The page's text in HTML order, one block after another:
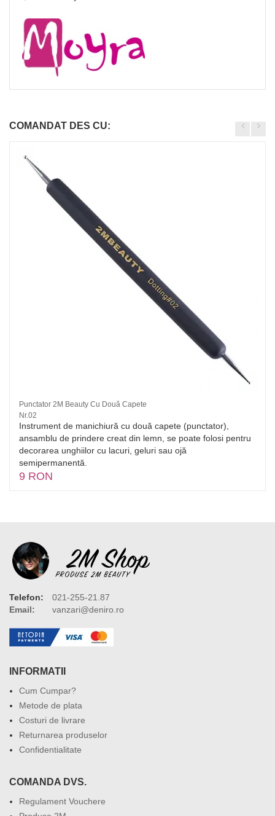
COMANDAT DES CU:
Punctator 2M Beauty Cu Două Capete
Nr.02
Instrument de manichiură cu două capete (punctator),
ansamblu de prindere creat din lemn, se poate folosi pentru
decorarea unghiilor cu lacuri, geluri sau ojă
semipermanentă.
9 RON
Telefon:
021-255-21.87
Email:
vanzari@deniro.ro
INFORMATII
Cum Cumpar?
Metode de plata
Costuri de livrare
Returnarea produselor
Confidentialitate
COMANDA DVS.
Regulament Vouchere